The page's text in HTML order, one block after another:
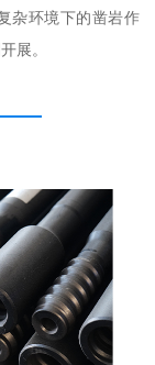
杂环境下的凿岩作
展。